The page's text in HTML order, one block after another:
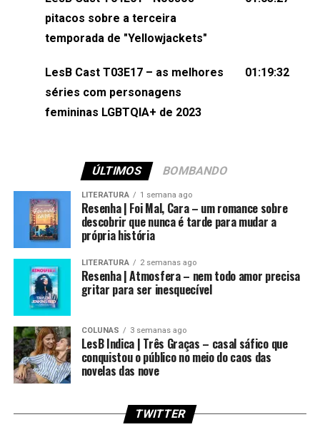
(⁠⁠⁠⁠@brunarfentanes⁠⁠⁠⁠) e Pollyelly FlorêncioEdição de
Naiady Machado
pitacos sobre a terceira
temporada de "Yellowjackets"
LesB Cast T03E17 – as melhores
séries com personagens
femininas LGBTQIA+ de 2023
01:19:32
ÚLTIMOS BOMBANDO
LITERATURA 1 semana ago
Resenha | Foi Mal, Cara – um romance sobre
descobrir que nunca é tarde para mudar a
própria história
LITERATURA 2 semanas ago
Resenha | Atmosfera – nem todo amor precisa
gritar para ser inesquecível
COLUNAS 3 semanas ago
LesB Indica | Três Graças – casal sáfico que
conquistou o público no meio do caos das
novelas das nove
TWITTER